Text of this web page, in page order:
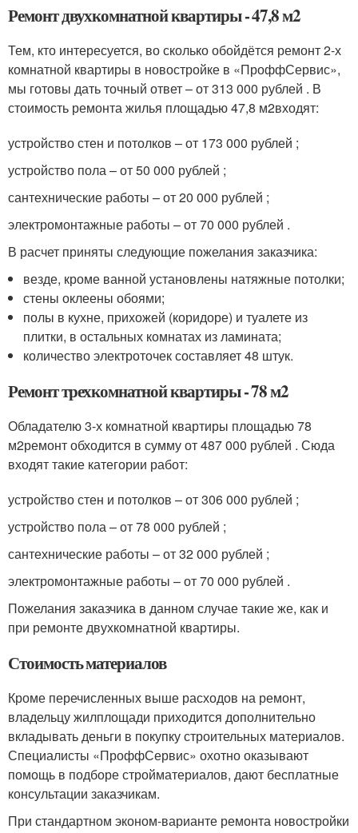
Ремонт двухкомнатной квартиры - 47,8 м2
Тем, кто интересуется, во сколько обойдётся ремонт 2-х
комнатной квартиры в новостройке в «ПроффСервис»,
мы готовы дать точный ответ – от 313 000 рублей . В
стоимость ремонта жилья площадью 47,8 м2входят:
устройство стен и потолков – от 173 000 рублей ;
устройство пола – от 50 000 рублей ;
сантехнические работы – от 20 000 рублей ;
электромонтажные работы – от 70 000 рублей .
В расчет приняты следующие пожелания заказчика:
везде, кроме ванной установлены натяжные потолки;
стены оклеены обоями;
полы в кухне, прихожей (коридоре) и туалете из
плитки, в остальных комнатах из ламината;
количество электроточек составляет 48 штук.
Ремонт трехкомнатной квартиры - 78 м2
Обладателю 3-х комнатной квартиры площадью 78
м2ремонт обходится в сумму от 487 000 рублей . Сюда
входят такие категории работ:
устройство стен и потолков – от 306 000 рублей ;
устройство пола – от 78 000 рублей ;
сантехнические работы – от 32 000 рублей ;
электромонтажные работы – от 70 000 рублей .
Пожелания заказчика в данном случае такие же, как и
при ремонте двухкомнатной квартиры.
Стоимость материалов
Кроме перечисленных выше расходов на ремонт,
владельцу жилплощади приходится дополнительно
вкладывать деньги в покупку строительных материалов.
Специалисты «ПроффСервис» охотно оказывают
помощь в подборе стройматериалов, дают бесплатные
консультации заказчикам.
При стандартном эконом-варианте ремонта новостройки